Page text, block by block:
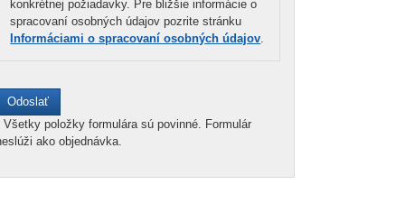
konkrétnej požiadavky. Pre bližšie informácie o
spracovaní osobných údajov pozrite stránku
Informáciami o spracovaní osobných údajov
Všetky položky formulára sú povinné. Formulár
ako objednávka.